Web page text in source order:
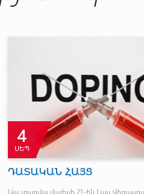
7
ՀՈՒԼ
Մ 18 տարեկանների
բռնցքամարտի կանանց